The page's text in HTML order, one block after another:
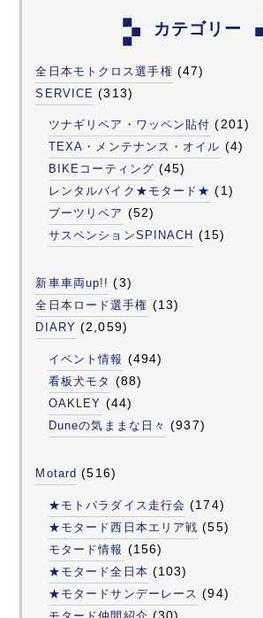
カテゴリー
全日本モトクロス選手権 (47)
SERVICE (313)
ツナギリペア・ワッペン貼付 (201)
TEXA・メンテナンス・オイル (4)
BIKEコーティング (45)
レンタルバイク★モタード★ (1)
ブーツリペア (52)
サスペンションSPINACH (15)
新車車両up!! (3)
全日本ロード選手権 (13)
DIARY (2,059)
イベント情報 (494)
看板犬モタ (88)
OAKLEY (44)
Duneの気ままな日々 (937)
Motard (516)
★モトパラダイス走行会 (174)
★モタード西日本エリア戦 (55)
モタード情報 (156)
★モタード全日本 (103)
★モタードサンデーレース (94)
(30)